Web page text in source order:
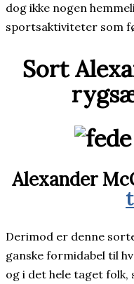
dog ikke nogen
sportsaktiviteter som
Sort
Alexander
Derimod er denne
ganske formidabel til
og i det hele taget